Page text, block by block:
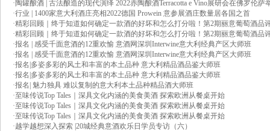
·陶罐酿酒 | 古法酿造的现代演绎 2022赤陶酿酒Terracotta e Vino展研会在佛罗伦萨
·行业 | 1400家意大利酒庄亮相2022德国 Prowein 意参展酒庄数量居各国之首
·精彩回顾｜终于知道如何确定一款酒的好坏和怎么打分啦！第2期丽意葡萄酒品
·精彩回顾｜终于知道如何确定一款酒的好坏和怎么打分啦！第2期丽意葡萄酒品
·报名 | 感受千面意酒的12重欢愉 意酒网深圳Interwine意大利经典产区大师班
·报名 | 感受千面意酒的12重欢愉 意酒网深圳Interwine意大利经典产区大师班
·报名|多姿多彩的风土和丰富的本土品种 意大利精品酒品鉴大师班
·报名|多姿多彩的风土和丰富的本土品种 意大利精品酒品鉴大师班
·报名| 魅力独具 难以复制的意大利本土品种精品酒大师班
·至味传说Top Tales｜深具文化内涵的美食美酒 探索欧洲从餐桌开始
·至味传说Top Tales｜深具文化内涵的美食美酒 探索欧洲从餐桌开始
·至味传说Top Tales｜深具文化内涵的美食美酒 探索欧洲从餐桌开始
·越学越想深入探索 |20城经典意酒欢乐日学员专访（六）